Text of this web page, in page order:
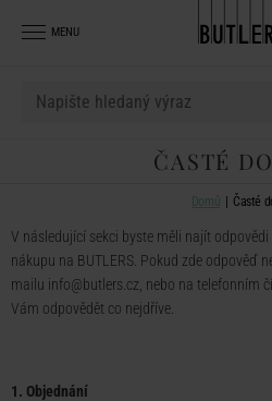
MENU
ČASTÉ
Domů Časté
V následující sekci byste měli najít
nákupu na BUTLERS. Pokud zde odpověď
mailu info@butlers.cz , nebo na telefonním
Vám odpovědět co nejdříve.
1. Objednání